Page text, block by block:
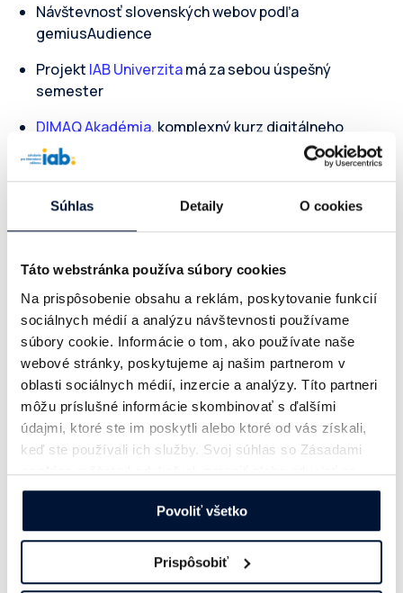
Súhlas Detaily O cookies
Táto webstránka používa súbory cookies
Na prispôsobenie obsahu a reklám, poskytovanie funkcií
sociálnych médií a analýzu návštevnosti používame
súbory cookie. Informácie o tom, ako používate naše
webové stránky, poskytujeme aj našim partnerom v
oblasti sociálnych médií, inzercie a analýzy. Títo partneri
môžu príslušné informácie skombinovať s ďalšími
údajmi, ktoré ste im poskytli alebo ktoré od vás získali,
keď ste používali ich služby. Svoj súhlas so Zásadami
cookiesmôžete kedykoľvek zmeniť alebo odvolať na
našej webovej stránke.
Povoliť všetko
Prispôsobiť
Návštevnosť slovenských webov podľa
gemiusAudience
Projekt IAB Univerzitamá za sebou úspešný
semester
DIMAQ Akadémia, komplexný kurz digitálneho
marketingu sa vracia v jesennej edícii.
Zisti viaca
rezervuj si svoje miesto čím skôr
Toto a ďalšie novinky z digitálu aj od našich členov si
Zaujíma vás diani v slovenskom online prostredí?
Odoberajtepondelkový týždenník o digital
novinkách IABnews
Prihlásiť sa na odber newslettra